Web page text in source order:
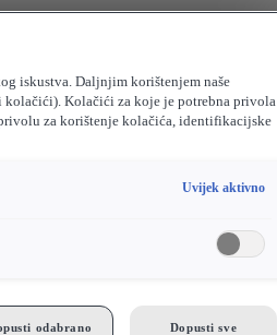
iskustva. Daljnjim korištenjem naše
kolačići). Kolačići za koje je potrebna privola
za korištenje kolačića, identifikacijske
Uvijek aktivno
odabrano Dopusti sve